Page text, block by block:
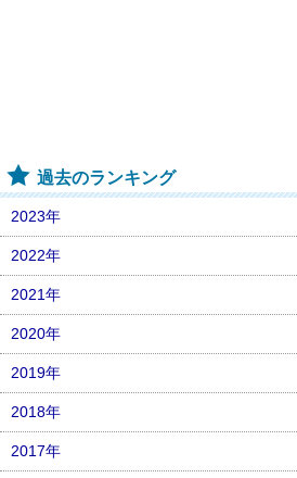
過去のランキング
2023年
2022年
2021年
2020年
2019年
2018年
2017年